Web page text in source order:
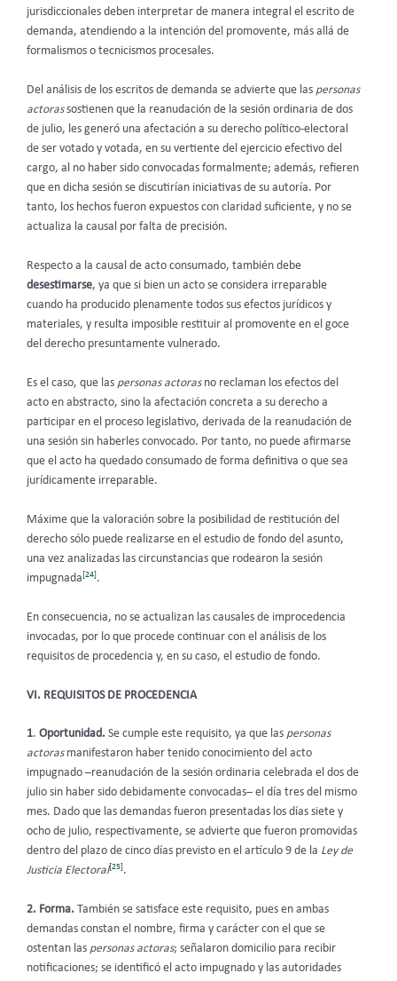
jurisdiccionales deben interpretar de manera integral el escrito de
demanda, atendiendo a la intención del promovente, más allá de
formalismos o tecnicismos procesales.
Del análisis de los escritos de demanda se advierte que las personas
actorassostienen que la reanudación de la sesión ordinaria de dos
de julio, les generó una afectación a su derecho político-electoral
de ser votado y votada, en su vertiente del ejercicio efectivo del
cargo, al no haber sido convocadas formalmente; además, refieren
que en dicha sesión se discutirían iniciativas de su autoría. Por
tanto, los hechos fueron expuestos con claridad suficiente, y no se
actualiza la causal por falta de precisión.
Respecto a la causal de acto consumado, también debe
desestimarse, ya que si bien un acto se considera irreparable
cuando ha producido plenamente todos sus efectos jurídicos y
materiales, y resulta imposible restituir al promovente en el goce
del derecho presuntamente vulnerado.
Es el caso, que las personas actoras no reclaman los efectos del
acto en abstracto, sino la afectación concreta a su derecho a
participar en el proceso legislativo, derivada de la reanudación de
una sesión sin haberles convocado. Por tanto, no puede afirmarse
que el acto ha quedado consumado de forma definitiva o que sea
jurídicamente irreparable.
Máxime que la valoración sobre la posibilidad de restitución del
derecho sólo puede realizarse en el estudio de fondo del asunto,
una vez analizadas las circunstancias que rodearon la sesión
impugnada[24].
En consecuencia, no se actualizan las causales de improcedencia
invocadas, por lo que procede continuar con el análisis de los
requisitos de procedencia y, en su caso, el estudio de fondo.
VI. REQUISITOS DE PROCEDENCIA
1. Oportunidad. Se cumple este requisito, ya que las personas
actorasmanifestaron haber tenido conocimiento del acto
impugnado –reanudación de la sesión ordinaria celebrada el dos de
julio sin haber sido debidamente convocadas– el día tres del mismo
mes. Dado que las demandas fueron presentadas los días siete y
ocho de julio, respectivamente, se advierte que fueron promovidas
dentro del plazo de cinco días previsto en el artículo 9 de la Ley de
Justicia Electoral[25].
2. Forma.
También se satisface este requisito, pues en ambas
demandas constan el nombre, firma y carácter con el que se
ostentan las personas actoras; señalaron domicilio para recibir
notificaciones; se identificó el acto impugnado y las autoridades